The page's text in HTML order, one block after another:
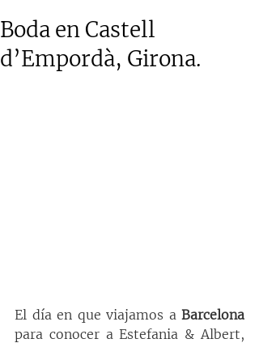
Boda en Castell
d’Empordà, Girona.
El día en que viajamos a Barcelona
para conocer a Estefania & Albert,